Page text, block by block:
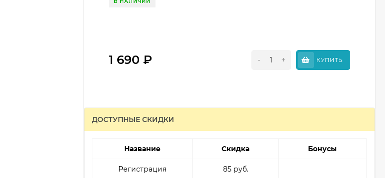
1 690₽ - + КУПИТЬ
ДОСТУПНЫЕ СКИДКИ
Название Скидка Бонусы
Регистрация 85 руб.